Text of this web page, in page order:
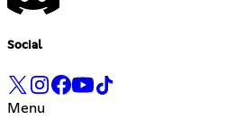
Social
Menu